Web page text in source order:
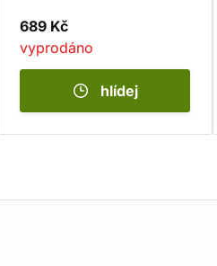
689 Kč
vyprodáno
hlídej